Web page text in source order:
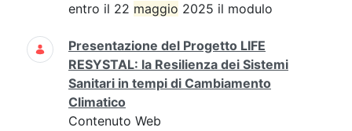
entro il 22 maggio 2025 il modulo
Presentazione del Progetto LIFE
RESYSTAL: la Resilienza dei Sistemi
Sanitari in tempi di Cambiamento
Climatico
Contenuto Web